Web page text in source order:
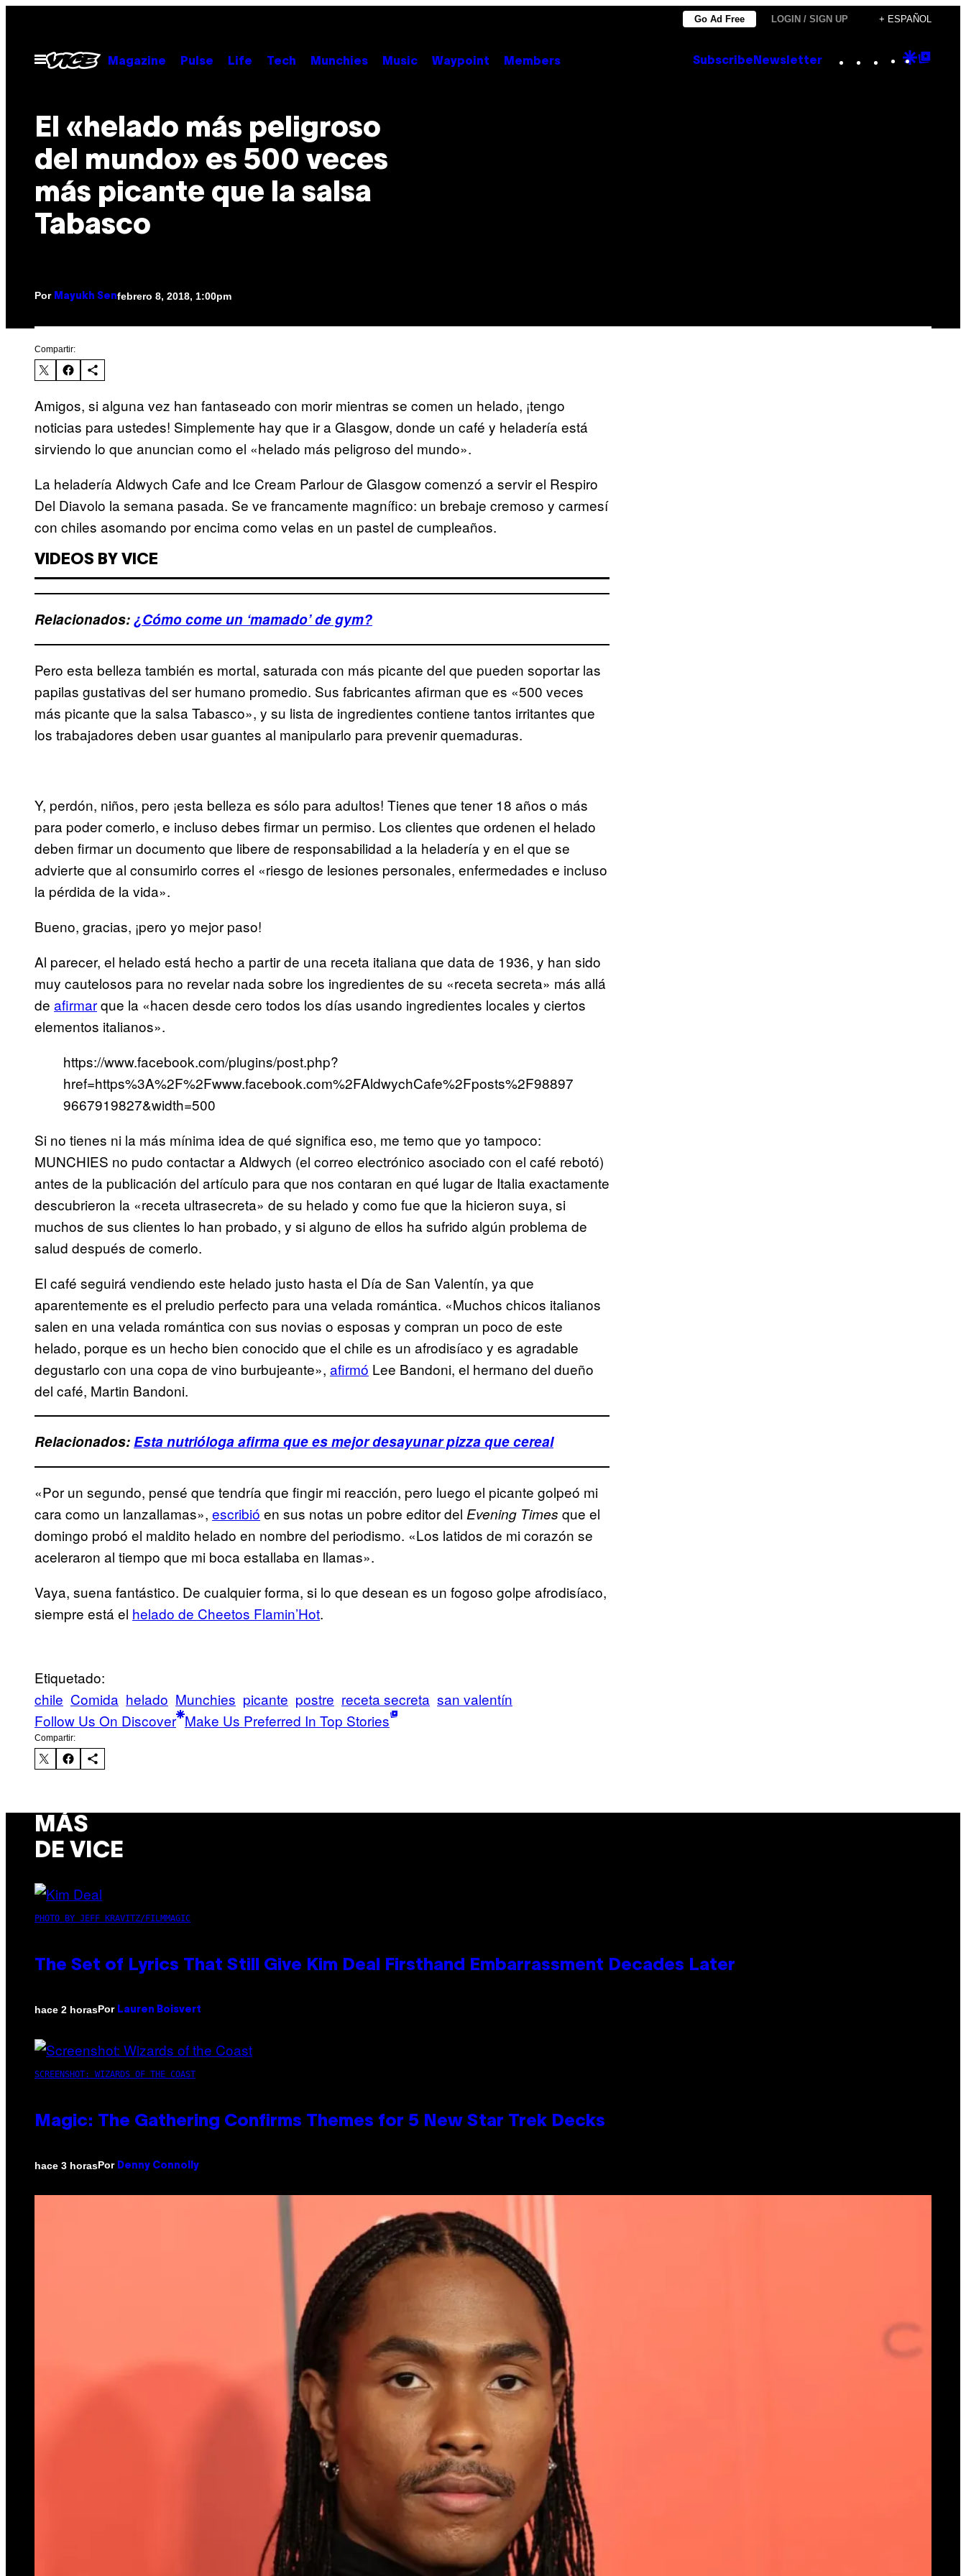
contenido
Go Ad Free LOGIN / SIGN UP + ESPAÑOL
Abrir
Menú
Magazine Pulse Life Tech Munchies Music Waypoint Members Subscribe Newsletter Instagram
TikTok
YouTube
Google
El «helado más peligroso
del mundo» es 500 veces
más picante que la salsa
Tabasco
Por Mayukh Senfebrero 8, 2018, 1:00pm
Compartir:
Amigos, si alguna vez han fantaseado con morir mientras se comen un helado, ¡tengo
noticias para ustedes! Simplemente hay que ir a Glasgow, donde un café y heladería está
sirviendo lo que anuncian como el «helado más peligroso del mundo».
La heladería Aldwych Cafe and Ice Cream Parlour de Glasgow comenzó a servir el Respiro
Del Diavolo la semana pasada. Se ve francamente magnífico: un brebaje cremoso y carmesí
con chiles asomando por encima como velas en un pastel de cumpleaños.
VIDEOS BY VICE
Relacionados:¿Cómo come un ‘mamado’ de gym?
Pero esta belleza también es mortal, saturada con más picante del que pueden soportar las
papilas gustativas del ser humano promedio. Sus fabricantes afirman que es «500 veces
más picante que la salsa Tabasco», y su lista de ingredientes contiene tantos irritantes que
los trabajadores deben usar guantes al manipularlo para prevenir quemaduras.
Y, perdón, niños, pero ¡esta belleza es sólo para adultos! Tienes que tener 18 años o más
para poder comerlo, e incluso debes firmar un permiso. Los clientes que ordenen el helado
deben firmar un documento que libere de responsabilidad a la heladería y en el que se
advierte que al consumirlo corres el «riesgo de lesiones personales, enfermedades e incluso
la pérdida de la vida».
Bueno, gracias, ¡pero yo mejor paso!
Al parecer, el helado está hecho a partir de una receta italiana que data de 1936, y han sido
muy cautelosos para no revelar nada sobre los ingredientes de su «receta secreta» más allá
de afirmarque la «hacen desde cero todos los días usando ingredientes locales y ciertos
elementos italianos».
https://www.facebook.com/plugins/post.php?
href=https%3A%2F%2Fwww.facebook.com%2FAldwychCafe%2Fposts%2F98897
9667919827&width=500
Si no tienes ni la más mínima idea de qué significa eso, me temo que yo tampoco:
MUNCHIES no pudo contactar a Aldwych (el correo electrónico asociado con el café rebotó)
antes de la publicación del artículo para que nos contaran en qué lugar de Italia exactamente
descubrieron la «receta ultrasecreta» de su helado y como fue que la hicieron suya, si
muchos de sus clientes lo han probado, y si alguno de ellos ha sufrido algún problema de
salud después de comerlo.
El café seguirá vendiendo este helado justo hasta el Día de San Valentín, ya que
aparentemente es el preludio perfecto para una velada romántica. «Muchos chicos italianos
salen en una velada romántica con sus novias o esposas y compran un poco de este
helado, porque es un hecho bien conocido que el chile es un afrodisíaco y es agradable
degustarlo con una copa de vino burbujeante», afirmó Lee Bandoni, el hermano del dueño
del café, Martin Bandoni.
Relacionados:Esta nutrióloga afirma que es mejor desayunar pizza que cereal
«Por un segundo, pensé que tendría que fingir mi reacción, pero luego el picante golpeó mi
cara como un lanzallamas», escribió en sus notas un pobre editor del Evening Times que el
domingo probó el maldito helado en nombre del periodismo. «Los latidos de mi corazón se
aceleraron al tiempo que mi boca estallaba en llamas».
Vaya, suena fantástico. De cualquier forma, si lo que desean es un fogoso golpe afrodisíaco,
siempre está el helado de Cheetos Flamin’Hot.
Etiquetado:
chile Comida helado Munchies picante postre receta secreta san valentín
Follow Us On Discover Make Us Preferred In Top Stories
Compartir:
MÁS
DE VICE
PHOTO BY JEFF KRAVITZ/FILMMAGIC
The Set of Lyrics That Still Give Kim Deal Firsthand Embarrassment Decades Later
hace 2 horasPor Lauren Boisvert
SCREENSHOT: WIZARDS OF THE COAST
Magic: The Gathering Confirms Themes for 5 New Star Trek Decks
hace 3 horasPor Denny Connolly